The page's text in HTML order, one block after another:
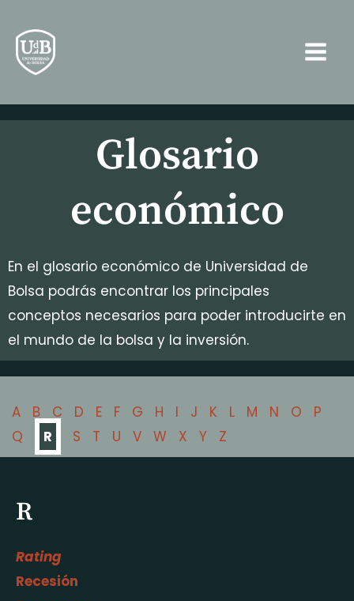
contenido
Glosario
económico
En el glosario económico de Universidad de
Bolsa podrás encontrar los principales
conceptos necesarios para poder introducirte en
el mundo de la bolsa y la inversión.
A B C D E F G H I J K L M N O
P
Q
R S T U V W X Y Z
R
Rating
Recesión